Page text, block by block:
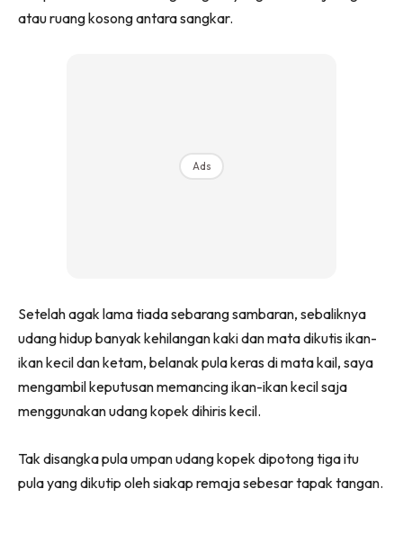
atau ruang kosong antara sangkar.
Ads
Setelah agak lama tiada sebarang sambaran, sebaliknya
udang hidup banyak kehilangan kaki dan mata dikutis ikan-
ikan kecil dan ketam, belanak pula keras di mata kail, saya
mengambil keputusan memancing ikan-ikan kecil saja
menggunakan udang kopek dihiris kecil.
Tak disangka pula umpan udang kopek dipotong tiga itu
pula yang dikutip oleh siakap remaja sebesar tapak tangan.